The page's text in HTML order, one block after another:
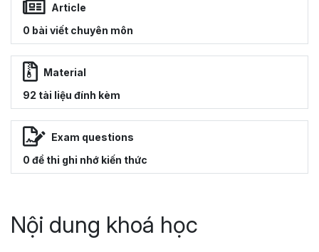
Article
0 bài viết chuyên môn
Material
92 tài liệu đính kèm
Exam questions
0 đề thi ghi nhớ kiến thức
Nội dung khoá học